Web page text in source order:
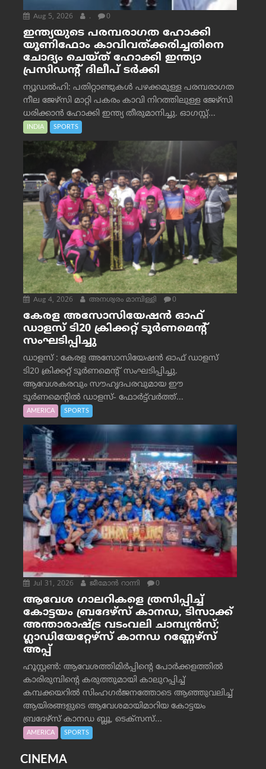
Aug 5, 2026 . 0
ഇന്ത്യയുടെ പരമ്പരാഗത ഹോക്കി
യൂണിഫോം കാവിവത്ക്കരിച്ചതിനെ
ചോദ്യം ചെയ്ത് ഹോക്കി ഇന്ത്യാ
പ്രസിഡന്റ് ദിലീപ് ടര്‍ക്കി
ന്യൂഡൽഹി: പതിറ്റാണ്ടുകൾ പഴക്കമുള്ള പരമ്പരാഗത
നീല ജേഴ്‌സി മാറ്റി പകരം കാവി നിറത്തിലുള്ള ജേഴ്‌സി
ധരിക്കാൻ ഹോക്കി ഇന്ത്യ തീരുമാനിച്ചു. ഓഗസ്റ്റ്...
INDIA SPORTS
Aug 4, 2026 അനശ്വരം മാമ്പിള്ളി 0
കേരള അസോസിയേഷൻ ഓഫ്
ഡാളസ് ടി20 ക്രിക്കറ്റ് ടൂർണമെന്റ്
സംഘടിപ്പിച്ചു
ഡാളസ് : കേരള അസോസിയേഷൻ ഓഫ് ഡാളസ്
ടി20 ക്രിക്കറ്റ് ടൂർണമെന്റ് സംഘടിപ്പിച്ചു.
ആവേശകരവും സൗഹൃദപരവുമായ ഈ
ടൂർണമെന്റിൽ ഡാളസ്- ഫോർട്ട്‌വര്‍ത്ത്...
AMERICA SPORTS
Jul 31, 2026 ജീമോന്‍ റാന്നി 0
ആവേശ ഗാലറികളെ ത്രസിപ്പിച്ച്
കോട്ടയം ബ്രദേഴ്‌സ് കാനഡ, ടിസാക്ക്
അന്താരാഷ്ട്ര വടംവലി ചാമ്പ്യന്‍സ്;
ഗ്ലാഡിയേറ്റേഴ്‌സ് കാനഡ റണ്ണേഴ്‌സ്
അപ്പ്
ഹൂസ്റ്റണ്‍: ആവേശത്തിമിര്‍പ്പിന്റെ പോര്‍ക്കളത്തില്‍
കാരിരുമ്പിന്റെ കരുത്തുമായി കാലുറപ്പിച്ച്
കമ്പക്കയറില്‍ സിംഹഗര്‍ജനത്തോടെ ആഞ്ഞുവലിച്ച്
ആയിരങ്ങളുടെ ആവേശമായിമാറിയ കോട്ടയം
ബ്രദേഴ്‌സ് കാനഡ ബ്ലൂ, ടെക്‌സസ്...
AMERICA SPORTS
CINEMA